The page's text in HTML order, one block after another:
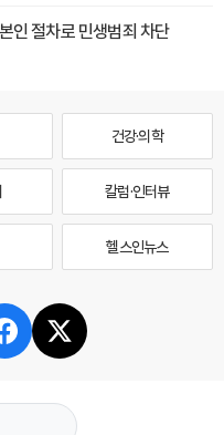
인 절차로 민생범죄 차단
건강·의학
칼럼·인터뷰
헬스인뉴스